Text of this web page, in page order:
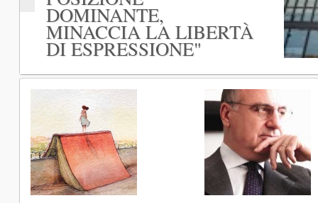
NON PIÙ SALOTTO.
PENSANDO AI
LETTORI.
DOMINANTE,
MINACCIA LA LIBERTÀ
DI ESPRESSIONE"
DELL'ISPETTORATO
SUI LAVORATORI
DELL'EDITORIA
RIDOTTA. "L'EBOOK È
UN SERVIZIO, NON È
UN LIBRO"
GIUSTIZIA EUROPEA
SU FRANCIA E
LUSSEMBURGO.